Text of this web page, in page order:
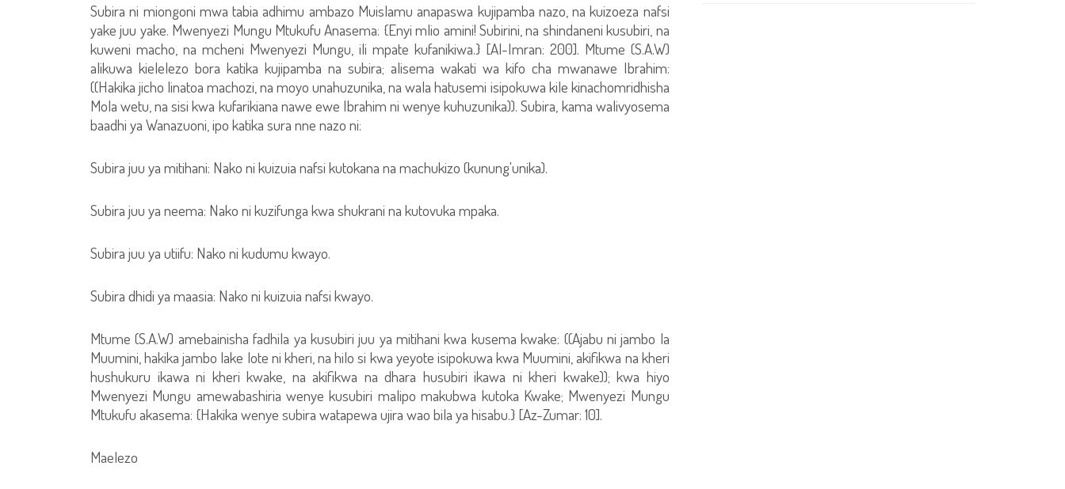
Subira ni miongoni mwa tabia adhimu ambazo Muislamu anapaswa kujipamba nazo, na kuizoeza nafsi
yake juu yake. Mwenyezi Mungu Mtukufu Anasema: {Enyi mlio amini! Subirini, na shindaneni kusubiri, na
kuweni macho, na mcheni Mwenyezi Mungu, ili mpate kufanikiwa.} [Al-Imran: 200]. Mtume (S.A.W)
alikuwa kielelezo bora katika kujipamba na subira; alisema wakati wa kifo cha mwanawe Ibrahim:
((Hakika jicho linatoa machozi, na moyo unahuzunika, na wala hatusemi isipokuwa kile kinachomridhisha
Mola wetu, na sisi kwa kufarikiana nawe ewe Ibrahim ni wenye kuhuzunika)). Subira, kama walivyosema
baadhi ya Wanazuoni, ipo katika sura nne nazo ni:
Subira juu ya mitihani: Nako ni kuizuia nafsi kutokana na machukizo (kunung'unika).
Subira juu ya neema: Nako ni kuzifunga kwa shukrani na kutovuka mpaka.
Subira juu ya utiifu: Nako ni kudumu kwayo.
Subira dhidi ya maasia: Nako ni kuizuia nafsi kwayo.
Mtume (S.A.W) amebainisha fadhila ya kusubiri juu ya mitihani kwa kusema kwake: ((Ajabu ni jambo la
Muumini, hakika jambo lake lote ni kheri, na hilo si kwa yeyote isipokuwa kwa Muumini, akifikwa na kheri
hushukuru ikawa ni kheri kwake, na akifikwa na dhara husubiri ikawa ni kheri kwake)); kwa hiyo
Mwenyezi Mungu amewabashiria wenye kusubiri malipo makubwa kutoka Kwake; Mwenyezi Mungu
Mtukufu akasema: {Hakika wenye subira watapewa ujira wao bila ya hisabu.} [Az-Zumar: 10].
Maelezo